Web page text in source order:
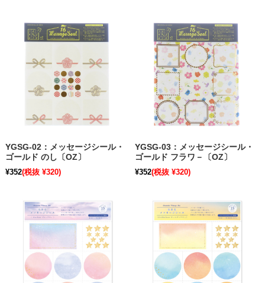
YGSG-02：メッセージシール・
ゴールド のし〔OZ〕
¥352(税抜 ¥320)
YGSG-03：メッセージシール・
ゴールド フラワ－〔OZ〕
¥352(税抜 ¥320)